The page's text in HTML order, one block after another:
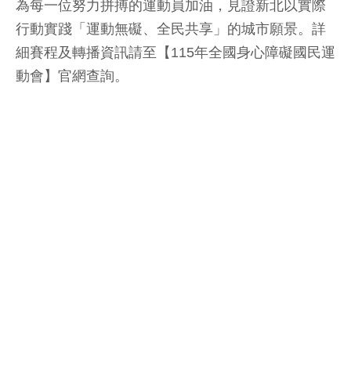
為每一位努力拼搏的運動員加油，見證新北以實際
行動實踐「運動無礙、全民共享」的城市願景。詳
細賽程及轉播資訊請至【115年全國身心障礙國民運
動會】官網查詢。